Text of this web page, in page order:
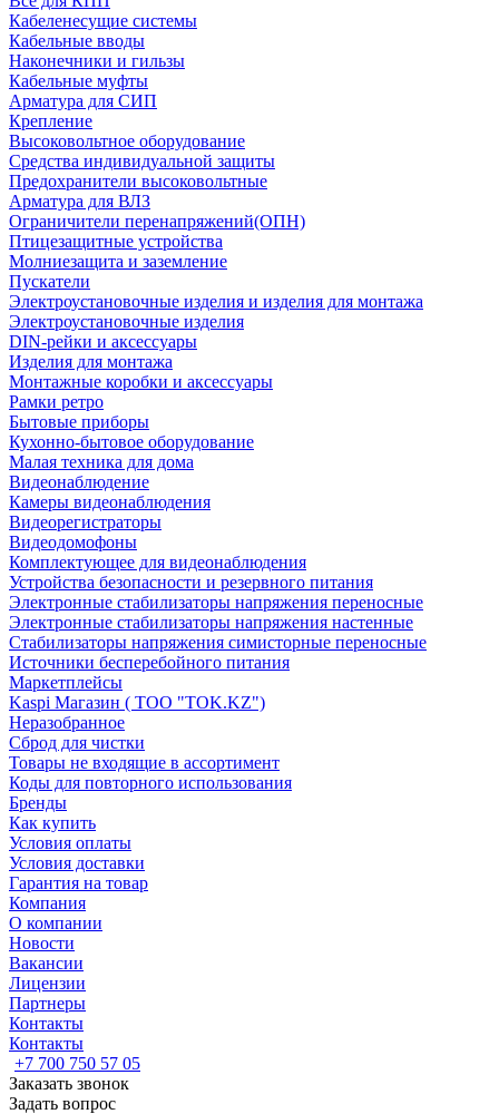
Кабеленесущие системы
Кабельные вводы
Наконечники и гильзы
Кабельные муфты
Арматура для СИП
Крепление
Высоковольтное оборудование
Средства индивидуальной защиты
Предохранители высоковольтные
Арматура для ВЛЗ
Ограничители перенапряжений(ОПН)
Птицезащитные устройства
Молниезащита и заземление
Пускатели
Электроустановочные изделия и изделия для монтажа
Электроустановочные изделия
DIN-рейки и аксессуары
Изделия для монтажа
Монтажные коробки и аксессуары
Рамки ретро
Бытовые приборы
Кухонно-бытовое оборудование
Малая техника для дома
Видеонаблюдение
Камеры видеонаблюдения
Видеорегистраторы
Видеодомофоны
Комплектующее для видеонаблюдения
Устройства безопасности и резервного питания
Электронные стабилизаторы напряжения переносные
Электронные стабилизаторы напряжения настенные
Стабилизаторы напряжения симисторные переносные
Источники бесперебойного питания
Маркетплейсы
Kaspi Магазин ( ТОО "TOK.KZ")
Неразобранное
Сброд для чистки
Товары не входящие в ассортимент
Коды для повторного использования
Бренды
Как купить
Условия оплаты
Условия доставки
Гарантия на товар
Компания
О компании
Новости
Вакансии
Лицензии
Партнеры
Контакты
Контакты
+7 700 750 57 05
Заказать звонок
Задать вопрос